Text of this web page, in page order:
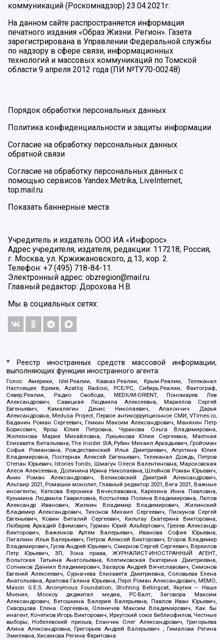
коммуникаций (Роскомнадзор) 23.04.2021г.
На данном сайте распространяется информация
печатного издания «Образ Жизни. Регион». Газета
зарегистрирована в Управлении Федеральной службы
по надзору в сфере связи, информационных
технологий и массовых коммуникаций по Томской
области 9 апреля 2012 года (ПИ №ТУ70-00248)
Порядок обработки персональных данных
Политика конфиденциальности и защиты информации
Согласие на обработку персональных данных
обратной связи
Согласие на обработку персональных данных с
помощью сервисов Yandex.Metrika, LiveInternet,
top.mail.ru
Показать баннерные места
Учредитель и издатель ООО ИА «Инфорос».
Адрес учредителя, издателя, редакции: 117218, Россия,
г. Москва, ул. Кржижановского, д.13, кор. 2.
Телефон: +7 (495) 718-84-11.
Электронный адрес: obzregion@mail.ru.
Главный редактор: Дорохова Н.В.
Мы в социальных сетях:
* Реестр иностранных средств массовой информации,
выполняющих функции иностранного агента:
Голос Америки, Idel.Реалии, Кавказ.Реалии, Крым.Реалии, Телеканал
Настоящее Время, Azatliq Radiosi, PCE/PC, Сибирь.Реалии, Фактограф,
Север.Реалии, Радио Свобода, MEDIUM-ORIENT, Пономарев Лев
Александрович, Савицкая Людмила Алексеевна, Маркелов Сергей
Евгеньевич, Камалягин Денис Николаевич, Апахончич Дарья
Александровна, Medusa Project, Первое антикоррупционное СМИ, VTimes.io,
Баданин Роман Сергеевич, Гликин Максим Александрович, Маняхин Петр
Борисович, Ярош Юлия Петровна, Чуракова Ольга Владимировна,
Железнова Мария Михайловна, Лукьянова Юлия Сергеевна, Маетная
Елизавета Витальевна, The Insider SIA, Рубин Михаил Аркадьевич, Гройсман
Софья Романовна, Рождественский Илья Дмитриевич, Апухтина Юлия
Владимировна, Постернак Алексей Евгеньевич, Телеканал Дождь, Петров
Степан Юрьевич, Istories fonds, Шмагун Олеся Валентиновна, Мароховская
Алеся Алексеевна, Долинина Ирина Николаевна, Шлейнов Роман Юрьевич,
Анин Роман Александрович, Великовский Дмитрий Александрович,
Альтаир 2021, Ромашки монолит, Главный редактор 2021, Вега 2021, Важные
иноагенты, Каткова Вероника Вячеславовна, Карезина Инна Павловна,
Кузьмина Людмила Гавриловна, Костылева Полина Владимировна, Лютов
Александр Иванович, Жилкин Владимир Владимирович, Жилинский
Владимир Александрович, Тихонов Михаил Сергеевич, Пискунов Сергей
Евгеньевич, Ковин Виталий Сергеевич, Кильтау Екатерина Викторовна,
Любарев Аркадий Ефимович, Гурман Юрий Альбертович, Грезев Александр
Викторович, Важенков Артем Валерьевич, Иванова София Юрьевна,
Пигалкин Илья Валерьевич, Петров Алексей Викторович, Егоров Владимир
Владимирович, Гусев Андрей Юрьевич, Смирнов Сергей Сергеевич, Верзилов
Петр Юрьевич, ЗП, Зона права, ЖУРНАЛИСТ-ИНОСТРАННЫЙ АГЕНТ,
Вольтская Татьяна Анатольевна, Клепиковская Екатерина Дмитриевна,
Сотников Даниил Владимирович, Захаров Андрей Вячеславович, Симонов
Евгений Алексеевич, Сурначева Елизавета Дмитриевна, Соловьева Елена
Анатольевна, Арапова Галина Юрьевна, Перл Роман Александрович, МЕМО,
Mason G.E.S. Anonymous Foundation, Stichting Bellingcat, Якутия – Наше
Мнение, Москоу диджитал медиа, РС-Балт, Заговора Максим
Александрович, Ветошкина Валерия Валерьевна, Павлов Иван Юрьевич,
Скворцова Елена Сергеевна, Оленичев Максим Владимирович, Как бы
инагент, Кочетков Игорь Викторович, Иркутский союз библиофилов, Честные
выборы, Нобелевский призыв, Еланчик Олег Александрович, Григорьева
Алина Александровна, Григорьев Андрей Валерьевич , Гималова Регина
Эмилевна, Хисамова Регина Фаритовна